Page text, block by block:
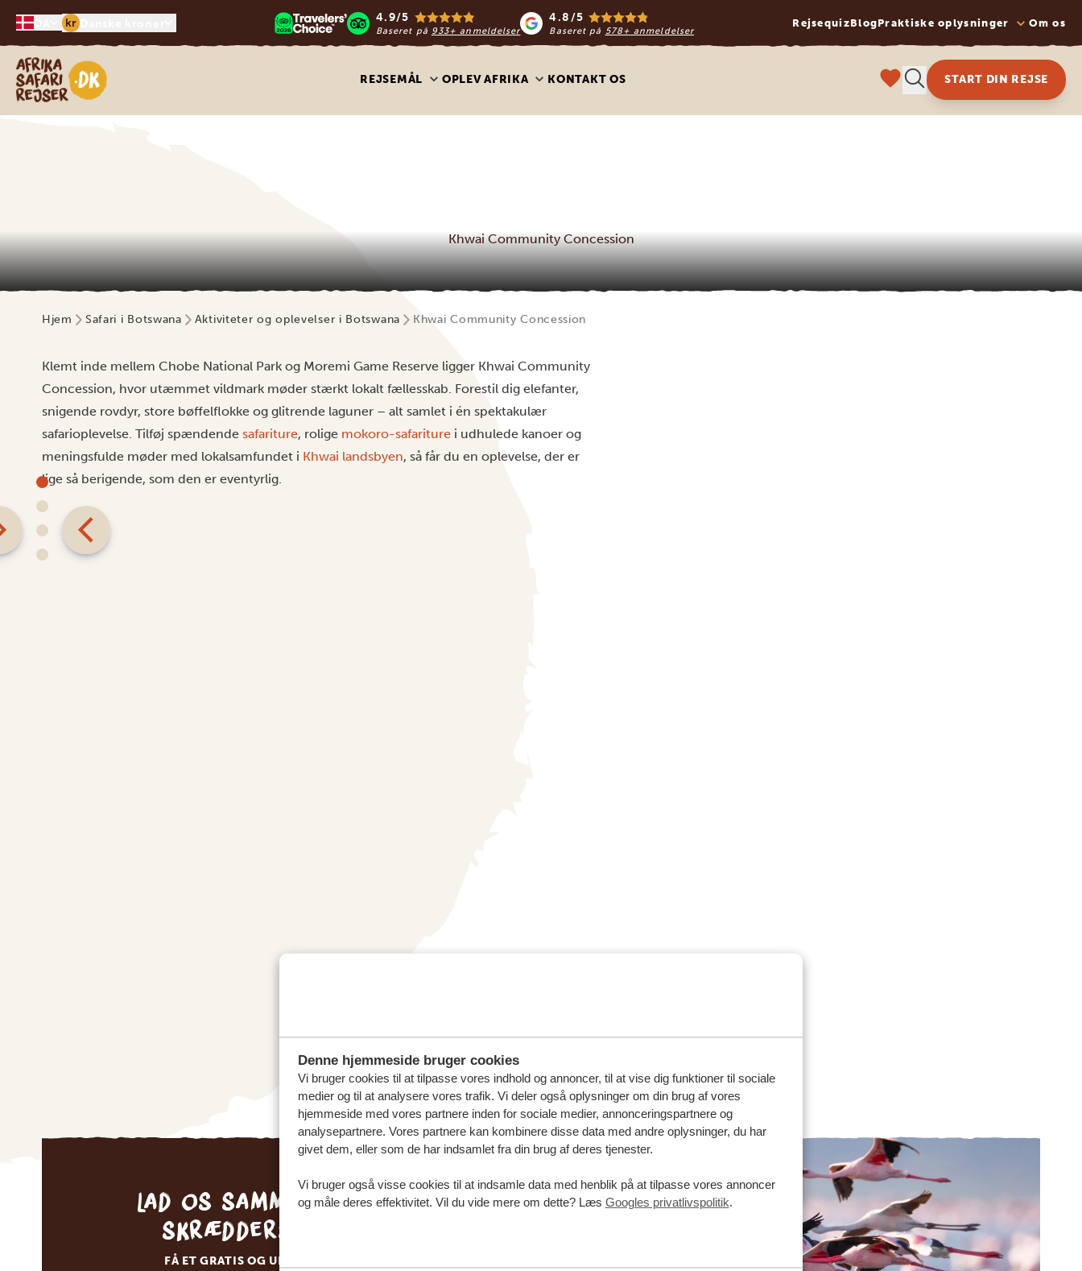
Denne hjemmeside bruger cookies
Vi bruger cookies til at tilpasse vores indhold og annoncer, til at vise dig funktioner til sociale
medier og til at analysere vores trafik. Vi deler også oplysninger om din brug af vores
hjemmeside med vores partnere inden for sociale medier, annonceringspartnere og
analysepartnere. Vores partnere kan kombinere disse data med andre oplysninger, du har
givet dem, eller som de har indsamlet fra din brug af deres tjenester.
Vi bruger også visse cookies til at indsamle data med henblik på at tilpasse vores annoncer
og måle deres effektivitet. Vil du vide mere om dette? Læs Googles privatlivspolitik.
kr 4.9/5
Baseret på 933+ anmeldelser
4.8/5
Baseret på 578+ anmeldelser
RejsequizBlogPraktiske oplysninger Om os
Safari-rejser i Afrika
REJSEMÅL OPLEV AFRIKA KONTAKT OS START DIN REJSE
Khwai Community Concession
Hjem Safari i Botswana Aktiviteter og oplevelser i Botswana Khwai Community Concession
Klemt inde mellem Chobe National Park og Moremi Game Reserve ligger Khwai Community
Concession, hvor utæmmet vildmark møder stærkt lokalt fællesskab. Forestil dig elefanter,
snigende rovdyr, store bøffelflokke og glitrende laguner – alt samlet i én spektakulær
safarioplevelse. Tilføj spændende safariture, rolige mokoro-safariture i udhulede kanoer og
meningsfulde møder med lokalsamfundet i Khwai landsbyen, så får du en oplevelse, der er
lige så berigende, som den er eventyrlig.
Lad os sammen skabe din
skræddersyede rejse
FÅ ET GRATIS OG UFORPLIGTENDE TILBUD